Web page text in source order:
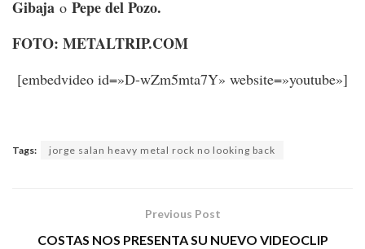
Gibaja o Pepe del Pozo.
FOTO: METALTRIP.COM
[embedvideo id=»D-wZm5mta7Y» website=»youtube»]
Tags: jorge salan heavy metal rock no looking back
Previous Post
COSTAS NOS PRESENTA SU NUEVO VIDEOCLIP